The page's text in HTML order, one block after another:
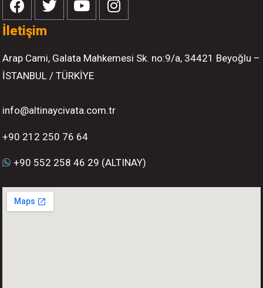
İletişim
Arap Cami, Galata Mahkemesi Sk. no:9/a, 34421 Beyoğlu –
İSTANBUL / TÜRKİYE
info@altinaycivata.com.tr
+90 212 250 76 64
+90 552 258 46 29 (ALTINAY)